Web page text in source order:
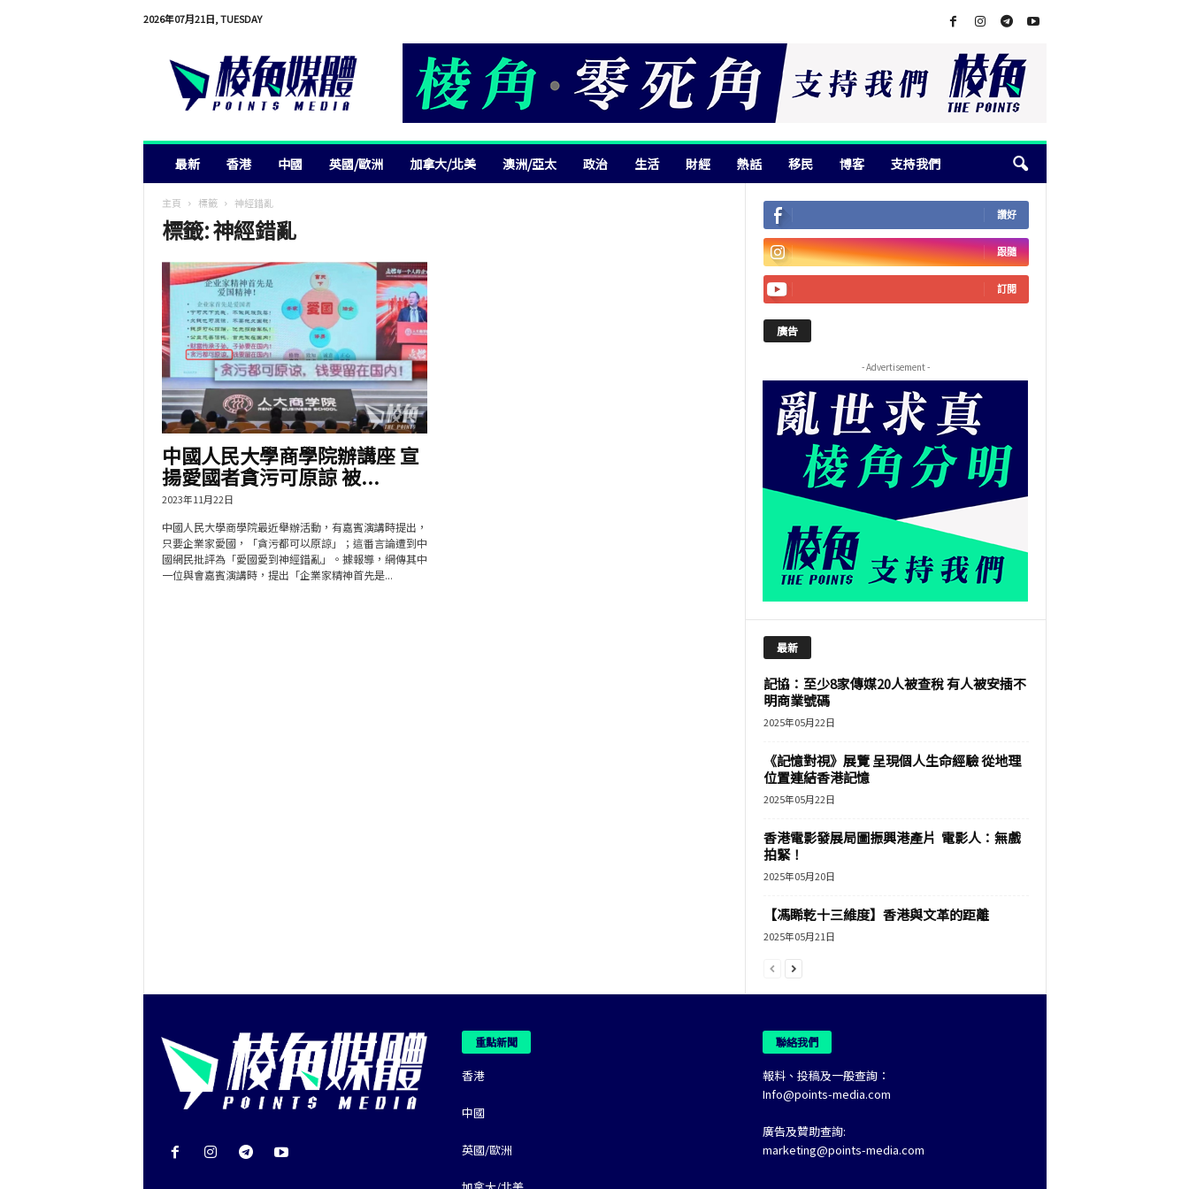
2026年07月21日, TUESDAY
最新 香港 中國 英國/歐洲 加拿大/北美 澳洲/亞太 政治 生活 財經 熱話 移民 博客 支持我們
主頁 標籤 神經錯亂
標籤: 神經錯亂
中國人民大學商學院辦講座 宣
揚愛國者貪污可原諒 被...
2023年11月22日
中國人民大學商學院最近舉辦活動，有嘉賓演講時提出，
只要企業家愛國，「貪污都可以原諒」；這番言論遭到中
國網民批評為「愛國愛到神經錯亂」。據報導，網傳其中
一位與會嘉賓演講時，提出「企業家精神首先是...
讚好
跟隨
訂閱
廣告
- Advertisement -
最新
記協：至少8家傳媒20人被查稅 有人被安插不
明商業號碼
2025年05月22日
《記憶對視》展覽 呈現個人生命經驗 從地理
位置連結香港記憶
2025年05月22日
香港電影發展局圖振興港產片 電影人：無戲
拍緊！
2025年05月20日
【馮睎乾十三維度】香港與文革的距離
2025年05月21日
重點新聞
香港
中國
英國/歐洲
聯絡我們
報料、投稿及一般查詢：
Info@points-media.com
廣告及贊助查詢:
marketing@points-media.com